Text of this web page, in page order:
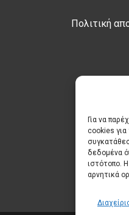
Για να
cookies
δεδομένα
ιστότοπο.
αρνητικά
Πολιτική